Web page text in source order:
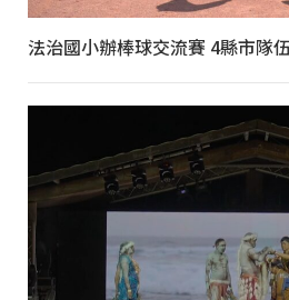
法治國小辦棒球交流賽 4縣市隊